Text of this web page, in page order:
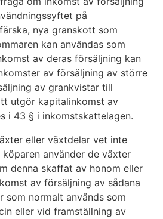
på
nya granskott som
kan användas som
av deras försäljning kan
av försäljning av större
av grankvistar till
utgör kapitalinkomst av
i 43 § i inkomstskattelagen.
eller växtdelar vet inte
använder de växter
denna skaffat av honom eller
av försäljning av sådana
som normalt används som
eller vid framställning av